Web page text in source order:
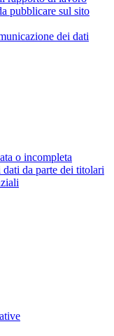
pubblicare sul sito
dei dati
o incompleta
da parte dei titolari